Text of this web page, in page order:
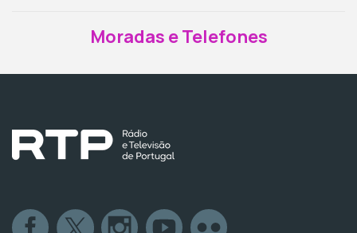
Moradas e Telefones